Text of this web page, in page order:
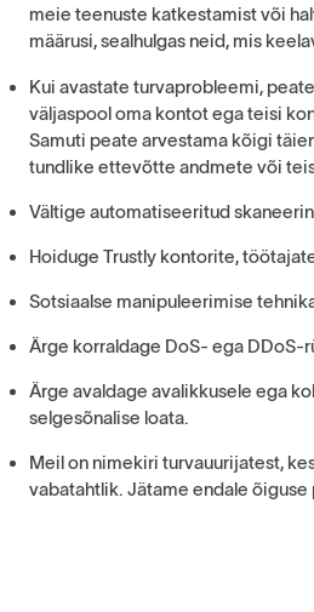
meie teenuste katkestamist või
määrusi, sealhulgas neid, mis
Kui avastate turvaprobleemi,
väljaspool oma kontot ega teisi
Samuti peate arvestama kõigi
tundlike ettevõtte andmete või
Vältige automatiseeritud
Hoiduge Trustly kontorite,
Sotsiaalse manipuleerimise
Ärge korraldage DoS- ega DDoS-
Ärge avaldage avalikkusele ega
selgesõnalise loata.
Meil on nimekiri turvauurijatest,
vabatahtlik. Jätame endale